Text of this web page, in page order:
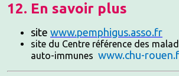
12. En savoir plus
site www.pemphigus.asso.fr
site du Centre référence des
auto-immunes www.chu-